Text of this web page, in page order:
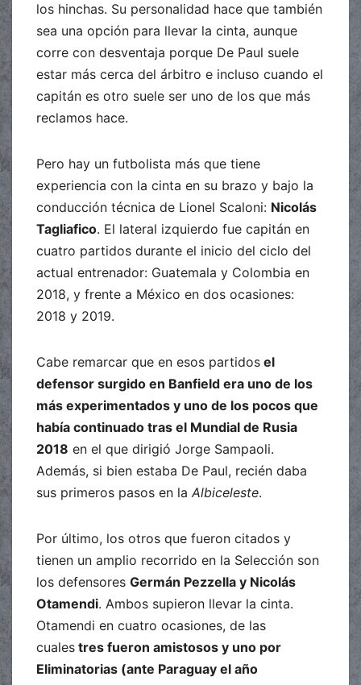
los hinchas. Su personalidad hace que también
sea una opción para llevar la cinta, aunque
corre con desventaja porque De Paul suele
estar más cerca del árbitro e incluso cuando el
capitán es otro suele ser uno de los que más
reclamos hace.
Pero hay un futbolista más que tiene
experiencia con la cinta en su brazo y bajo la
conducción técnica de Lionel Scaloni: Nicolás
Tagliafico. El lateral izquierdo fue capitán en
cuatro partidos durante el inicio del ciclo del
actual entrenador: Guatemala y Colombia en
2018, y frente a México en dos ocasiones:
2018 y 2019.
Cabe remarcar que en esos partidos el
defensor surgido en Banfield era uno de los
más experimentados y uno de los pocos que
había continuado tras el Mundial de Rusia
2018 en el que dirigió Jorge Sampaoli.
Además, si bien estaba De Paul, recién daba
sus primeros pasos en la Albiceleste.
Por último, los otros que fueron citados y
tienen un amplio recorrido en la Selección son
los defensores Germán Pezzella y Nicolás
Otamendi. Ambos supieron llevar la cinta.
Otamendi en cuatro ocasiones, de las
cuales tres fueron amistosos y uno por
Eliminatorias (ante Paraguay el año